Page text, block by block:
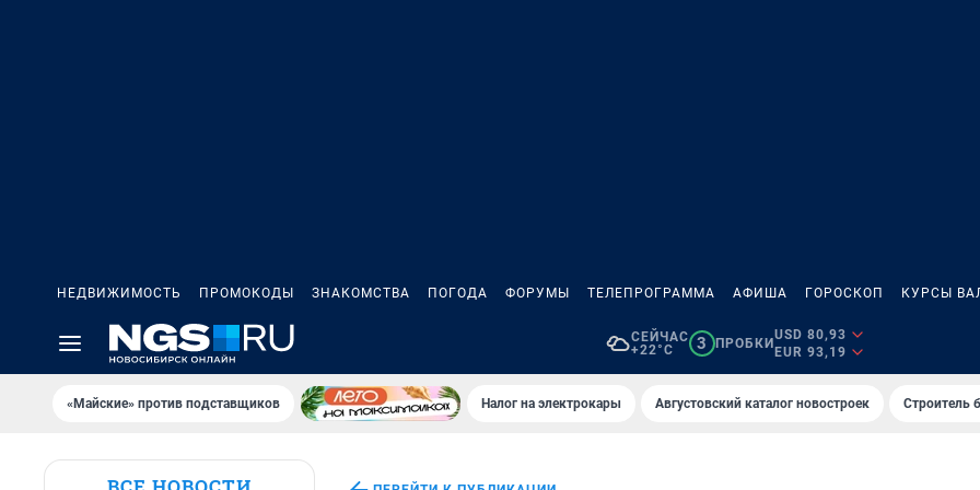
НЕДВИЖИМОСТЬ ПРОМОКОДЫ ЗНАКОМСТВА ПОГОДА ФОРУМЫ ТЕЛЕПРОГРАММА АФИША ГОРОСКОП КУРСЫ
СЕЙЧАС
+22°C
3 ПРОБКИ
USD 80,93
EUR 93,19
«Майские» против подставщиков Налог на электрокары Августовский каталог новостроек Строитель